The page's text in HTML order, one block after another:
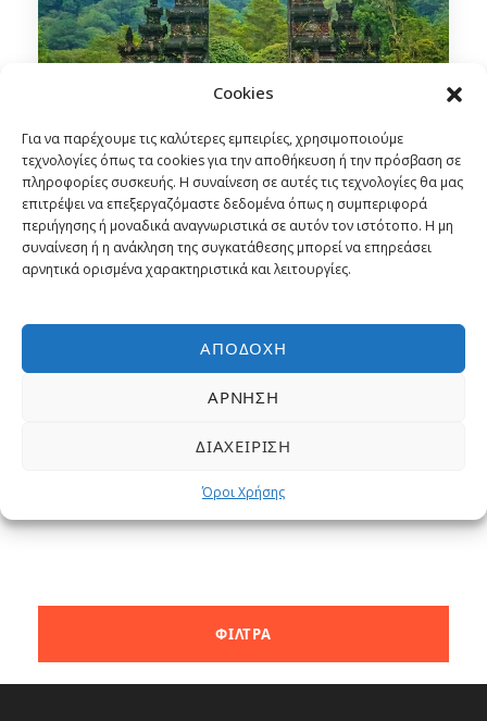
Cookies
Για να παρέχουμε τις καλύτερες εμπειρίες, χρησιμοποιούμε
τεχνολογίες όπως τα cookies για την αποθήκευση ή την πρόσβαση σε
πληροφορίες συσκευής. Η συναίνεση σε αυτές τις τεχνολογίες θα μας
επιτρέψει να επεξεργαζόμαστε δεδομένα όπως η συμπεριφορά
περιήγησης ή μοναδικά αναγνωριστικά σε αυτόν τον ιστότοπο. Η μη
συναίνεση ή η ανάκληση της συγκατάθεσης μπορεί να επηρεάσει
αρνητικά ορισμένα χαρακτηριστικά και λειτουργίες.
ΑΠΟΔΟΧΉ
ΆΡΝΗΣΗ
ΔΙΑΧΕΊΡΙΣΗ
Όροι Χρήσης
Ντουμπάι – Μπαλί | Χριστούγεννα
2025 – Πρωτοχρονιά 2026
Ομαδική Εκδρομή